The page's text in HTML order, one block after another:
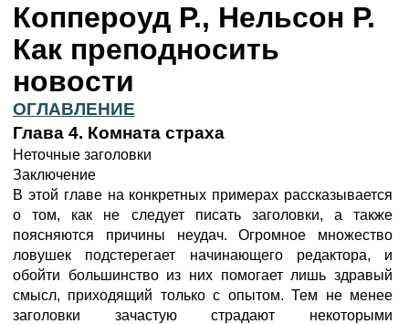
Коппероуд Р., Нельсон Р.
Как преподносить
новости
ОГЛАВЛЕНИЕ
Глава 4. Комната страха
Неточные заголовки
Заключение
В этой главе на конкретных примерах рассказывается
о том, как не следует писать заголовки, а также
поясняются причины неудач. Огромное множество
ловушек подстерегает начинающего редактора, и
обойти большинство из них помогает лишь здравый
смысл, приходящий только с опытом. Тем не менее
заголовки зачастую страдают некоторыми